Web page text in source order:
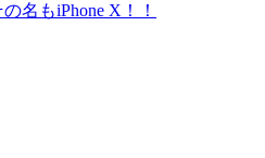
名もiPhone X！！